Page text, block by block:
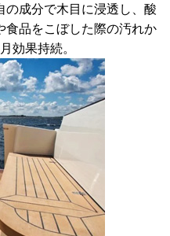
の成分で木目に浸透し、酸
食品をこぼした際の汚れか
効果持続。